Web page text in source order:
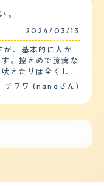
肉球の
まで病気
ともありません。
ことがあるので、
ぁ」と感じる時は
と身につくのは早
くらい、20分
に2回行く感じ。
カーブラシでのブ
がないかも確認し
しタオルで拭くよ
サロンでお願いし
毛は意外と多く、
ァブリック類には
。カットは3ヶ月
約を入れている
るときには、クゥ
、毛を引っ張られ
を見せません。
り、普段落ち着い
おやつを貰える時
かけた時です。特
ルクル回ってお座
つけや
つけしやすい犬種
なものを行ってい
分ほど歩くように
。
2024/03/13
が、基本的に人が
。控えめで臆病な
えたりは全くしま
犬に対し
撃されて怯えてあ
は、近寄りたいけ
のんびりする時を
ってしまいます
チワワ (nanaさん)